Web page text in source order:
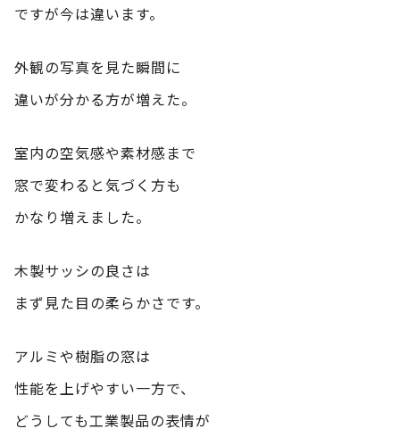
ですが今は違います。
外観の写真を見た瞬間に
違いが分かる方が増えた。
室内の空気感や素材感まで
窓で変わると気づく方も
かなり増えました。
木製サッシの良さは
まず見た目の柔らかさです。
アルミや樹脂の窓は
性能を上げやすい一方で、
どうしても工業製品の表情が